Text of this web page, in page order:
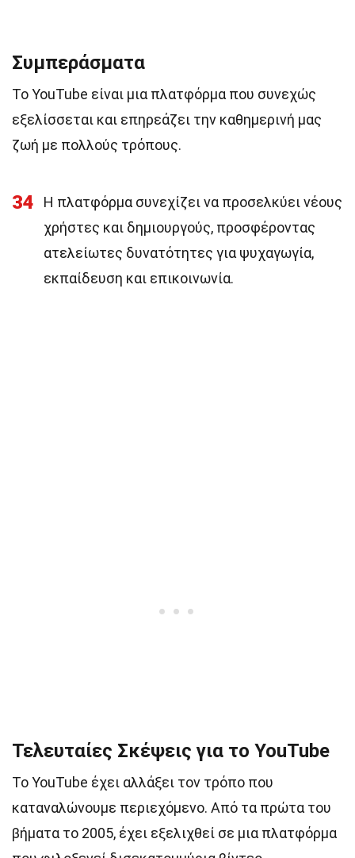
Συμπεράσματα
Το YouTube είναι μια πλατφόρμα που συνεχώς
εξελίσσεται και επηρεάζει την καθημερινή μας
ζωή με πολλούς τρόπους.
34
Η πλατφόρμα συνεχίζει να προσελκύει νέους
χρήστες και δημιουργούς, προσφέροντας
ατελείωτες δυνατότητες για ψυχαγωγία,
εκπαίδευση και επικοινωνία.
Τελευταίες Σκέψεις για το YouTube
Το YouTube έχει αλλάξει τον τρόπο που
καταναλώνουμε περιεχόμενο. Από τα πρώτα του
βήματα το 2005, έχει εξελιχθεί σε μια πλατφόρμα